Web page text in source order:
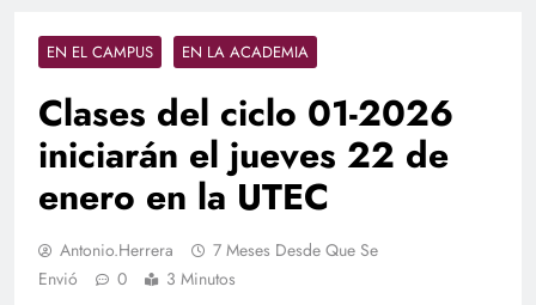
EN EL CAMPUS EN LA ACADEMIA
Clases del ciclo 01-2026
iniciarán el jueves 22 de
enero en la UTEC
Antonio.herrera
7 Meses Desde Que Se
Envió
0 3 Minutos